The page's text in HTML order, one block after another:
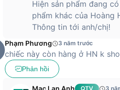
Hiện sản phẩm đang
phẩm khác của Hoàng
Thông tin tới anh/chị!
Phạm Phương 3 năm trước
chiếc này còn hàng ở HN k
Phản hồi
QTV 3